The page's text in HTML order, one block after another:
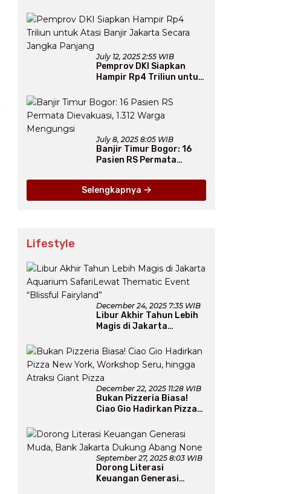
Arab Saudi
July 12, 2025 2:55 WIB
Pemprov DKI Siapkan
Hampir Rp4 Triliun untuk
Secara Jangka Panjang
July 8, 2025 8:05 WIB
Banjir Timur Bogor: 16
Pasien RS Permata
Mengungsi
Selengkapnya
Lifestyle
December 24, 2025 7:35 WIB
Libur Akhir Tahun Lebih
Magis di Jakarta
Thematic Event “Blissful
Fairyland”
December 22, 2025 11:28 WIB
Bukan Pizzeria Biasa!
Ciao Gio Hadirkan Pizza
Seru, hingga Atraksi
Giant Pizza
September 27, 2025 8:03 WIB
Dorong Literasi
Keuangan Generasi